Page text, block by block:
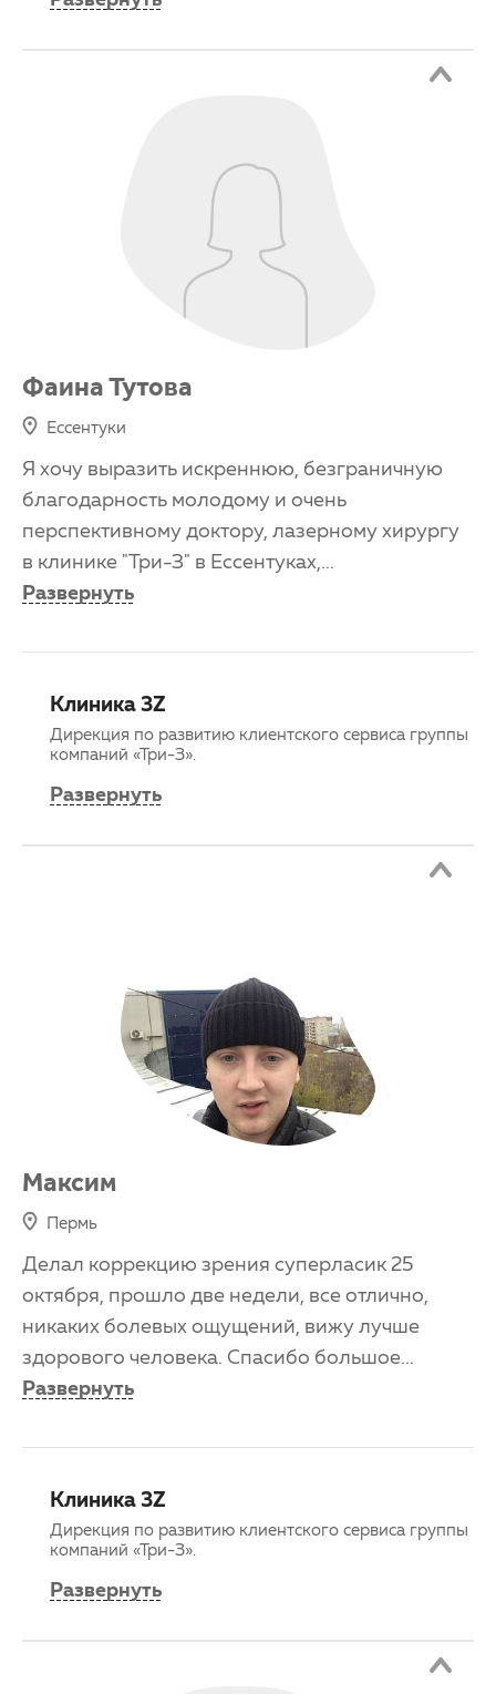
Фаина Тутова
Ессентуки
Я хочу выразить искреннюю, безграничную
благодарность молодому и очень
перспективному доктору, лазерному хирургу
в клинике "Три-З" в Ессентуках, ...
Развернуть
Клиника 3Z
Дирекция по развитию клиентского сервиса группы
компаний «Три-З».
Развернуть
Максим
Пермь
Делал коррекцию зрения суперласик 25
октября, прошло две недели, все отлично,
никаких болевых ощущений, вижу лучше
здорового человека. Спасибо большое...
Развернуть
Клиника 3Z
Дирекция по развитию клиентского сервиса группы
компаний «Три-З».
Развернуть